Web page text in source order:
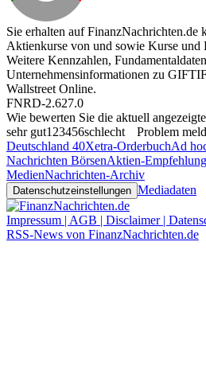
Sie erhalten auf FinanzNachrichten.de
Aktienkurse von und sowie Kurse und
Weitere Kennzahlen,
Unternehmensinformationen zu
Wallstreet Online.
FNRD-2.627.0
Wie bewerten Sie die aktuell
sehr gut1 23456schlecht
Problem
Deutschland 40Xetra-OrderbuchAd
Nachrichten BörsenAktien-
MedienNachrichten-Archiv
Datenschutzeinstellungen Mediadaten
Impressum | AGB | Disclaimer |
RSS-News von FinanzNachrichten.de